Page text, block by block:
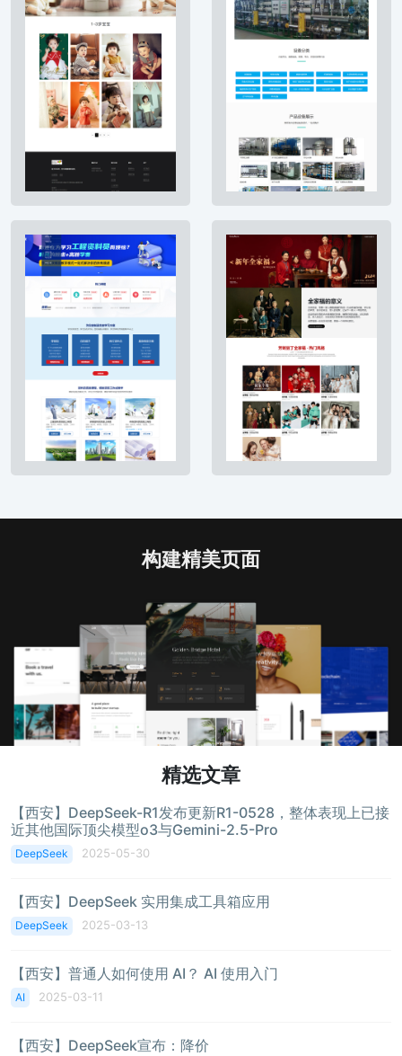
构建精美页面
精选文章
【西安】DeepSeek-R1发布更新R1-0528，整体表现上已接
近其他国际顶尖模型o3与Gemini-2.5-Pro
DeepSeek 2025-05-30
【西安】DeepSeek 实用集成工具箱应用
DeepSeek 2025-03-13
【西安】普通人如何使用 AI？ AI 使用入门
AI 2025-03-11
【西安】DeepSeek宣布：降价